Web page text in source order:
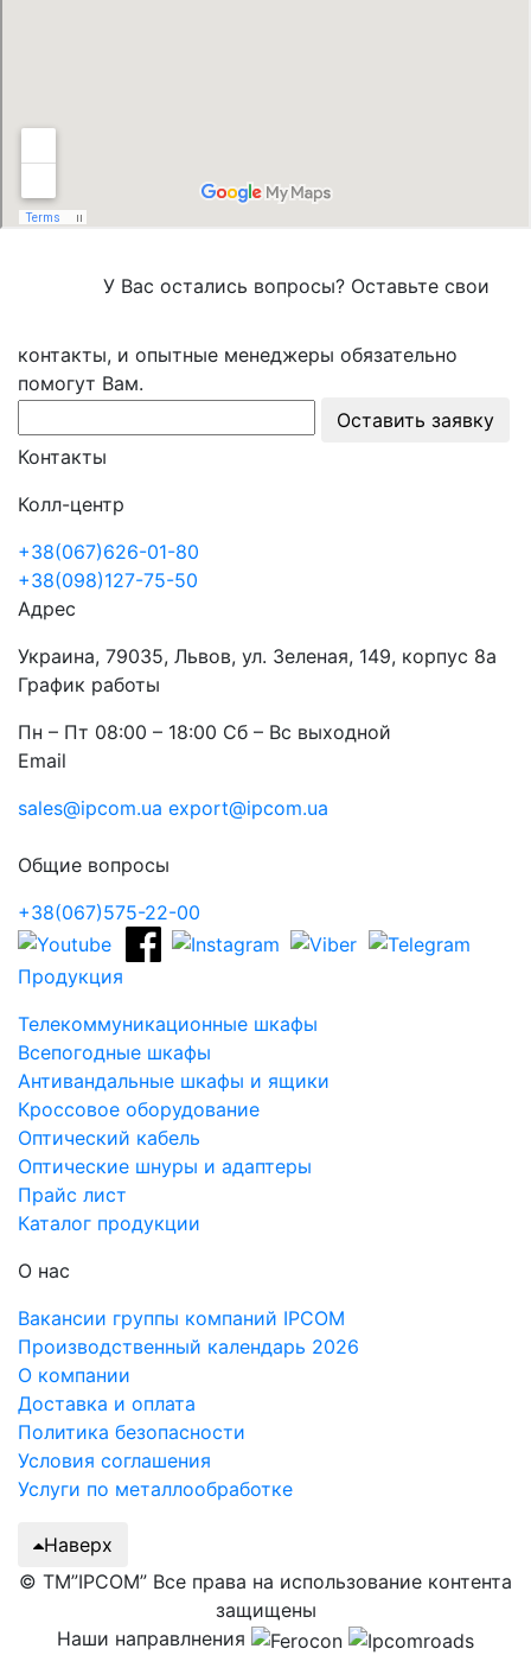
У Вас остались вопросы? Оставьте свои
контакты, и опытные менеджеры обязательно
помогут Вам.
Оставить заявку
Контакты
Колл-центр
+38(067)626-01-80
+38(098)127-75-50
Адрес
Украина, 79035, Львов, ул. Зеленая, 149, корпус 8а
График работы
Пн – Пт 08:00 – 18:00 Сб – Вс выходной
Email
sales@ipcom.ua export@ipcom.ua
Общие вопросы
+38(067)575-22-00
Продукция
Телекоммуникационные шкафы
Всепогодные шкафы
Антивандальные шкафы и ящики
Кроссовое оборудование
Оптический кабель
Оптические шнуры и адаптеры
Прайс лист
Каталог продукции
О нас
Вакансии группы компаний IPCOM
Производственный календарь 2026
О компании
Доставка и оплата
Политика безопасности
Условия соглашения
Услуги по металлообработке
Наверх
© ТМ”IPCOM” Все права на использование контента
защищены
Наши направлнения